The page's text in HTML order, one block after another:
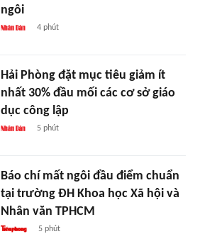
ngôi
4 phút
Hải Phòng đặt mục tiêu giảm ít
nhất 30% đầu mối các cơ sở giáo
dục công lập
5 phút
Báo chí mất ngôi đầu điểm chuẩn
tại trường ĐH Khoa học Xã hội và
Nhân văn TPHCM
5 phút